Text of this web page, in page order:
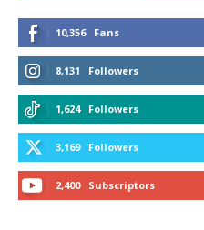
10,356 Fans
8,131 Followers
1,624 Followers
3,169 Followers
2,400 Subscriptors